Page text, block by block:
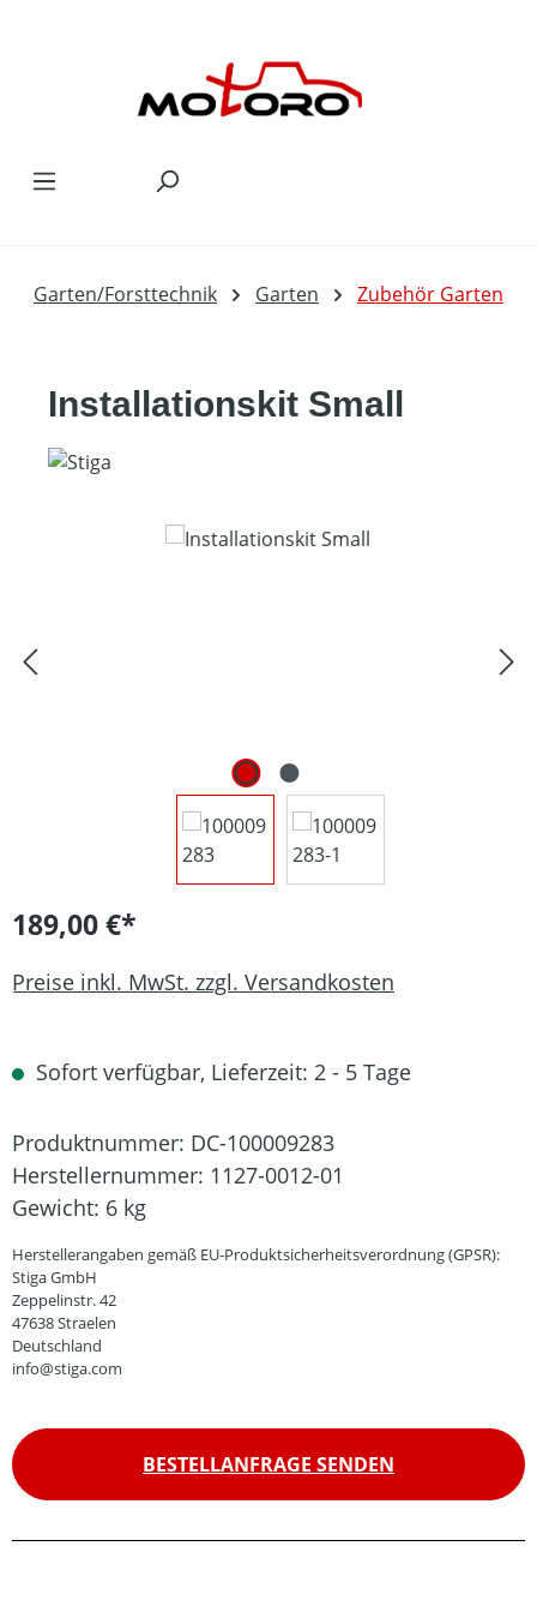
Garten/Forsttechnik Garten Zubehör Garten
Installationskit Small
Bildergalerie überspringen
189,00 €*
Preise inkl. MwSt. zzgl. Versandkosten
Sofort verfügbar, Lieferzeit: 2 - 5 Tage
Produktnummer: DC-100009283
Herstellernummer: 1127-0012-01
Gewicht: 6 kg
Herstellerangaben gemäß EU-Produktsicherheitsverordnung (GPSR):
Stiga GmbH
Zeppelinstr. 42
47638 Straelen
Deutschland
info@stiga.com
BESTELLANFRAGE SENDEN